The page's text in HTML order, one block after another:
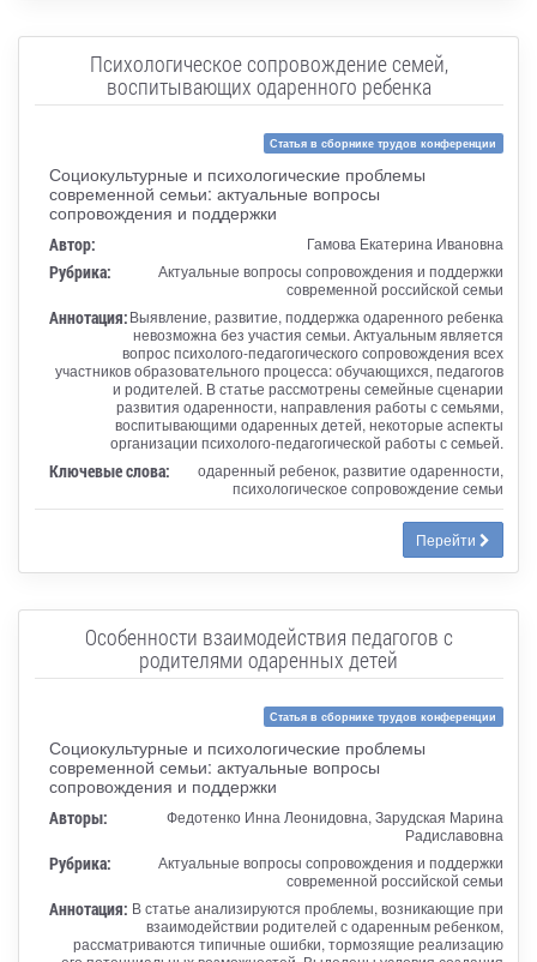
Психологическое сопровождение семей,
воспитывающих одаренного ребенка
Статья в сборнике трудов конференции
Социокультурные и психологические проблемы
современной семьи: актуальные вопросы
сопровождения и поддержки
Автор: Гамова Екатерина Ивановна
Рубрика:
Актуальные вопросы сопровождения и поддержки
современной российской семьи
Аннотация:Выявление, развитие, поддержка одаренного ребенка
невозможна без участия семьи. Актуальным является
вопрос психолого-педагогического сопровождения всех
участников образовательного процесса: обучающихся, педагогов
и родителей. В статье рассмотрены семейные сценарии
развития одаренности, направления работы с семьями,
воспитывающими одаренных детей, некоторые аспекты
организации психолого-педагогической работы с семьей.
Ключевые слова:
одаренный ребенок, развитие одаренности,
психологическое сопровождение семьи
Перейти
Особенности взаимодействия педагогов с
родителями одаренных детей
Статья в сборнике трудов конференции
Социокультурные и психологические проблемы
современной семьи: актуальные вопросы
сопровождения и поддержки
Авторы:
Федотенко Инна Леонидовна, Зарудская Марина
Радиславовна
Рубрика:
Актуальные вопросы сопровождения и поддержки
современной российской семьи
Аннотация: В статье анализируются проблемы, возникающие при
взаимодействии родителей с одаренным ребенком,
рассматриваются типичные ошибки, тормозящие реализацию